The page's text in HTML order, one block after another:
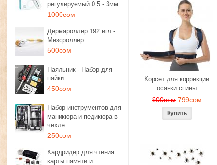
регулируемый 0.5 - 3мм
1000сом
Дермароллер 192 игл -
Мезороллер
500сом
Паяльник - Набор для
пайки
450сом
Набор инструментов для
маникюра и педикюра в
чехле
250сом
Кардридер для чтения
карты памяти и
Корсет для коррекции
осанки спины
900сом 799сом